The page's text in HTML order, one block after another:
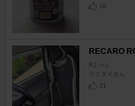
16
RECARO
R1 [RJ]
ラミダイさん
21